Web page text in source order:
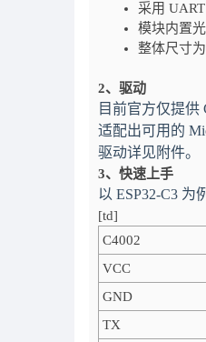
采用
模块内置
整体尺寸
2、驱动
目前官方仅提供
适配出可用的
驱动详见附件。
3、快速上手
以 ESP32-C3 为
[td]
C4002
VCC
GND
TX